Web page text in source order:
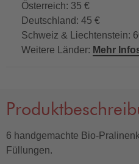
Österreich: 35 €
Deutschland: 45 €
Schweiz & Liechtenstein:
Weitere Länder: Mehr
6 handgemachte Bio-
Füllungen.